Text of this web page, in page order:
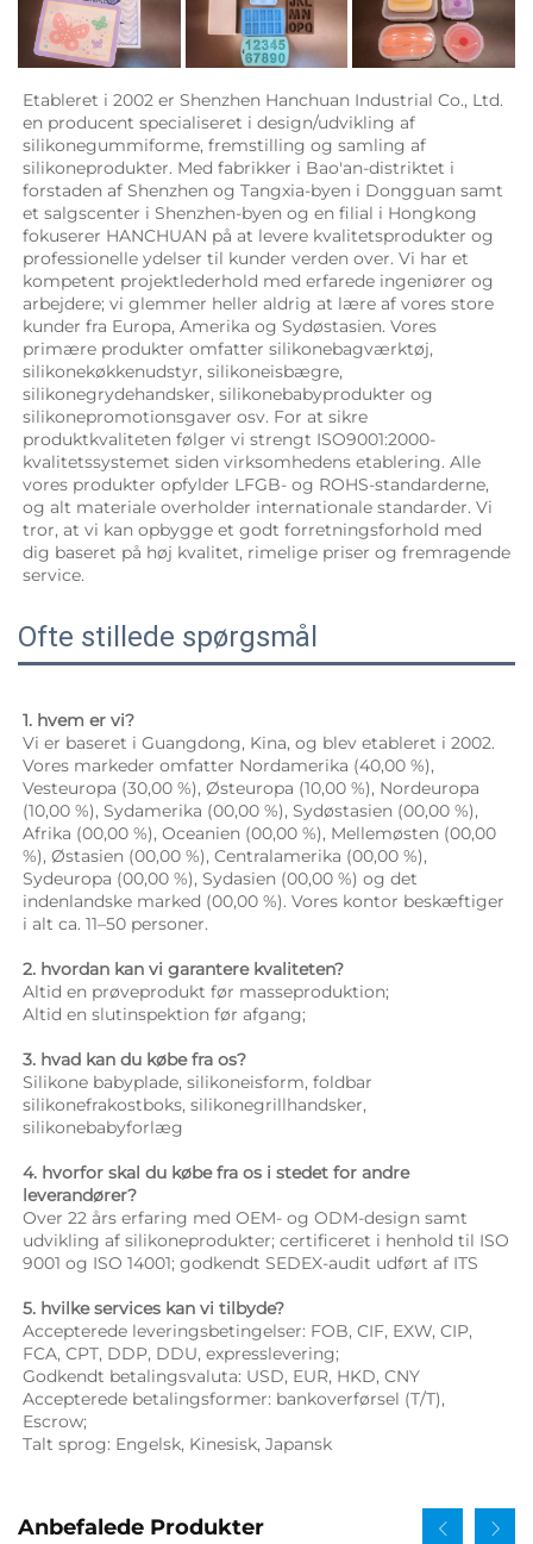
Etableret i 2002 er Shenzhen Hanchuan Industrial Co., Ltd.
en producent specialiseret i design/udvikling af
silikonegummiforme, fremstilling og samling af
silikoneprodukter. Med fabrikker i Bao'an-distriktet i
forstaden af Shenzhen og Tangxia-byen i Dongguan samt
et salgscenter i Shenzhen-byen og en filial i Hongkong
fokuserer HANCHUAN på at levere kvalitetsprodukter og
professionelle ydelser til kunder verden over. Vi har et
kompetent projektlederhold med erfarede ingeniører og
arbejdere; vi glemmer heller aldrig at lære af vores store
kunder fra Europa, Amerika og Sydøstasien. Vores
primære produkter omfatter silikonebagværktøj,
silikonekøkkenudstyr, silikoneisbægre,
silikonegrydehandsker, silikonebabyprodukter og
silikonepromotionsgaver osv. For at sikre
produktkvaliteten følger vi strengt ISO9001:2000-
kvalitetssystemet siden virksomhedens etablering. Alle
vores produkter opfylder LFGB- og ROHS-standarderne,
og alt materiale overholder internationale standarder. Vi
tror, at vi kan opbygge et godt forretningsforhold med
dig baseret på høj kvalitet, rimelige priser og fremragende
service.
Ofte stillede spørgsmål
1. hvem er vi?
Vi er baseret i Guangdong, Kina, og blev etableret i 2002.
Vores markeder omfatter Nordamerika (40,00 %),
Vesteuropa (30,00 %), Østeuropa (10,00 %), Nordeuropa
(10,00 %), Sydamerika (00,00 %), Sydøstasien (00,00 %),
Afrika (00,00 %), Oceanien (00,00 %), Mellemøsten (00,00
%), Østasien (00,00 %), Centralamerika (00,00 %),
Sydeuropa (00,00 %), Sydasien (00,00 %) og det
indenlandske marked (00,00 %). Vores kontor beskæftiger
i alt ca. 11–50 personer.
2. hvordan kan vi garantere kvaliteten?
Altid en prøveprodukt før masseproduktion;
Altid en slutinspektion før afgang;
3. hvad kan du købe fra os?
Silikone babyplade, silikoneisform, foldbar
silikonefrakostboks, silikonegrillhandsker,
silikonebabyforlæg
4. hvorfor skal du købe fra os i stedet for andre
leverandører?
Over 22 års erfaring med OEM- og ODM-design samt
udvikling af silikoneprodukter; certificeret i henhold til ISO
9001 og ISO 14001; godkendt SEDEX-audit udført af ITS
5. hvilke services kan vi tilbyde?
Accepterede leveringsbetingelser: FOB, CIF, EXW, CIP,
FCA, CPT, DDP, DDU, expresslevering;
Godkendt betalingsvaluta: USD, EUR, HKD, CNY
Accepterede betalingsformer: bankoverførsel (T/T),
Escrow;
Talt sprog: Engelsk, Kinesisk, Japansk
Anbefalede Produkter